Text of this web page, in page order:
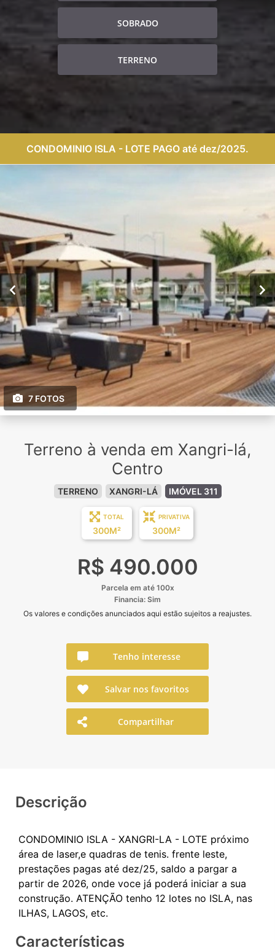
SOBRADO
TERRENO
CONDOMINIO ISLA - LOTE PAGO até dez/2025.
7 FOTOS
Terreno à venda em Xangri-lá,
Centro
TERRENO XANGRI-LÁ IMÓVEL 311
TOTAL
300M²
PRIVATIVA
300M²
R$ 490.000
Parcela em até 100x
Financia: Sim
Os valores e condições anunciados aqui estão sujeitos a reajustes.
Tenho interesse
Salvar nos favoritos
Compartilhar
Descrição
CONDOMINIO ISLA - XANGRI-LA - LOTE próximo
área de laser,e quadras de tenis. frente leste,
prestações pagas até dez/25, saldo a pargar a
partir de 2026, onde voce já poderá iniciar a sua
construção. ATENÇÃO tenho 12 lotes no ISLA, nas
Características